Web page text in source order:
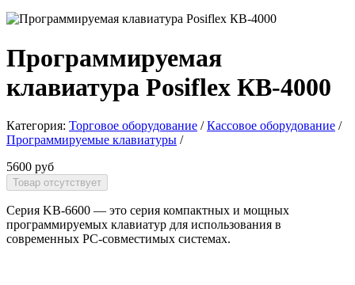
Программируемая
клавиатура Posiflex КВ-4000
Категория: Торговое оборудование / Кассовое оборудование /
Программируемые клавиатуры /
5600 руб
Серия KB-6600 — это серия компактных и мощных
программируемых клавиатур для использования в
современных PC-совместимых системах.